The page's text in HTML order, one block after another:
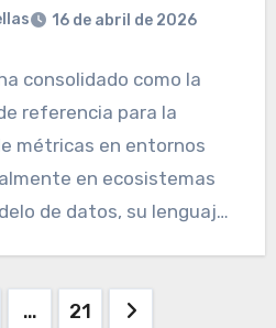
16 de abril de 2026
consolidado como la
referencia para la
métricas en entornos
en ecosistemas
de datos, su lenguaje
… 21